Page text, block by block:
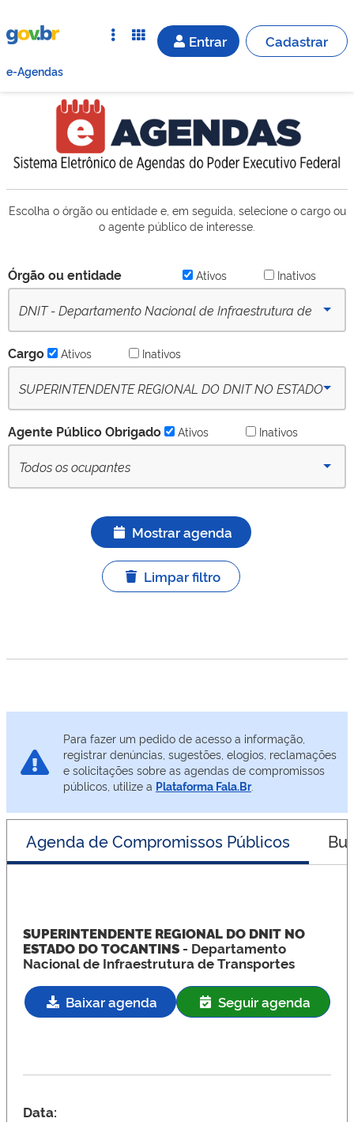
Entrar Cadastrar
e-Agendas
Escolha o órgão ou entidade e, em seguida, selecione o cargo ou
o agente público de interesse.
Órgão ou entidade Ativos Inativos
DNIT - Departamento Nacional de Infraestrutura de
Cargo Ativos Inativos
SUPERINTENDENTE REGIONAL DO DNIT NO ESTADO
Agente Público Obrigado Ativos Inativos
Todos os ocupantes
Mostrar agenda
Limpar filtro
Para fazer um pedido de acesso a informação,
registrar denúncias, sugestões, elogios, reclamações
e solicitações sobre as agendas de compromissos
públicos, utilize a Plataforma Fala.Br.
Agenda de Compromissos Públicos
SUPERINTENDENTE REGIONAL DO DNIT NO
ESTADO DO TOCANTINS - Departamento
Nacional de Infraestrutura de Transportes
Baixar agenda Seguir agenda
Data: